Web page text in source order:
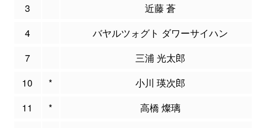
3
近藤 蒼
4
バヤルツォグト ダワーサイハン
7
三浦 光太郎
10
*
小川 瑛次郎
11
*
高橋 燦璃